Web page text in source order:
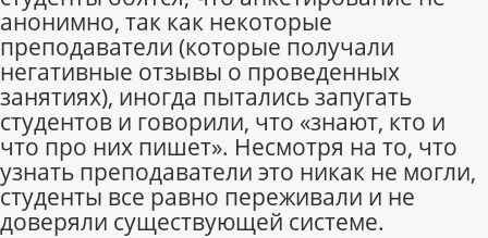
анонимно, так как некоторые
преподаватели (которые получали
негативные отзывы о проведенных
занятиях), иногда пытались запугать
студентов и говорили, что «знают, кто и
что про них пишет». Несмотря на то, что
узнать преподаватели это никак не могли,
студенты все равно переживали и не
доверяли существующей системе.